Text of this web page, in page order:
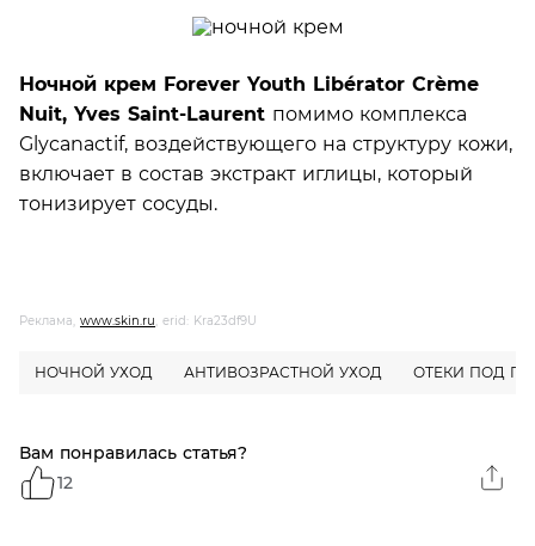
Ночной крем Forever Youth Libérator Crème
Nuit, Yves Saint-Laurent помимо комплекса
Glycanactif, воздействующего на структуру кожи,
включает в состав экстракт иглицы, который
тонизирует сосуды.
Реклама, www.skin.ru, erid: Kra23df9U
НОЧНОЙ УХОД АНТИВОЗРАСТНОЙ УХОД ОТЕКИ ПОД
Вам понравилась статья?
12